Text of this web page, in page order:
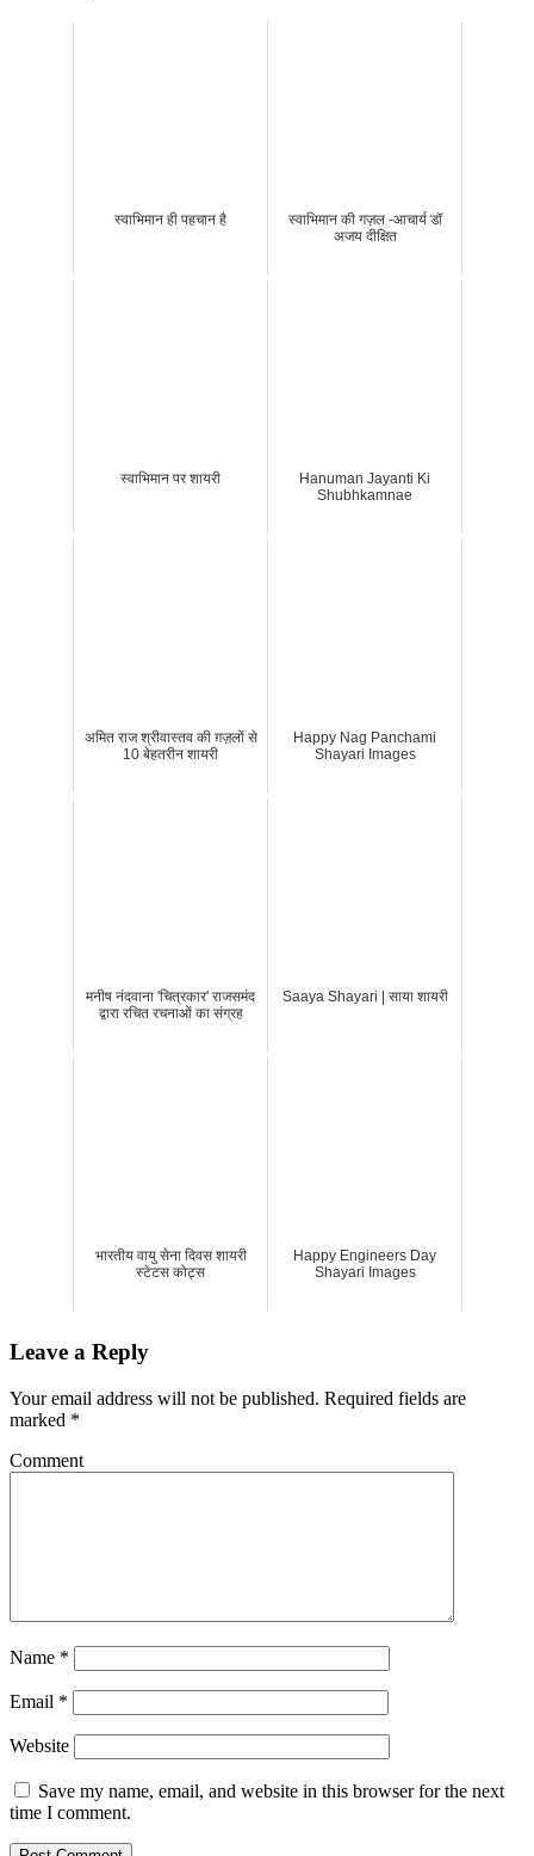
स्वाभिमान ही पहचान है
स्वाभिमान की गज़ल -आचार्य डॉ
अजय दीक्षित
स्वाभिमान पर शायरी
Hanuman Jayanti Ki
Shubhkamnae
अमित राज श्रीवास्तव की ग़ज़लों से
10 बेहतरीन शायरी
Happy Nag Panchami
Shayari Images
मनीष नंदवाना 'चित्रकार' राजसमंद
द्वारा रचित रचनाओं का संग्रह
Saaya Shayari | साया शायरी
भारतीय वायु सेना दिवस शायरी
स्टेटस कोट्स
Happy Engineers Day
Shayari Images
Leave a Reply
Your email address will not be published. Required fields are
marked *
Comment
Name *
Email *
Website
Save my name, email, and website in this browser for the next
time I comment.